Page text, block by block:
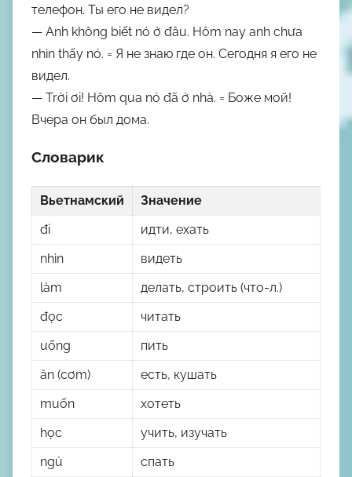
телефон. Ты его не видел?
— Anh không biết nó ở đâu. Hôm nay anh chưa
nhìn thấy nó. = Я не знаю где он. Сегодня я его не
видел.
— Trời ơi! Hôm qua nó đã ở nhà. = Боже мой!
Вчера он был дома.
Словарик
Вьетнамский
Значение
đi
идти, ехать
nhìn
видеть
làm
делать, строить (что-л.)
đọc
читать
uống
пить
ăn (cơm)
есть, кушать
muốn
хотеть
học
учить, изучать
ngủ
спать